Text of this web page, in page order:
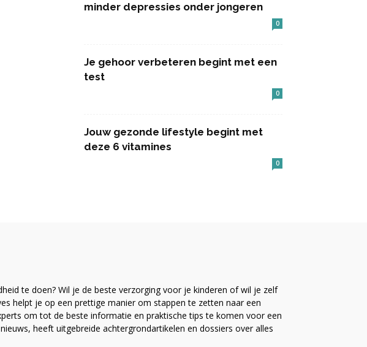
minder depressies onder jongeren
0
Je gehoor verbeteren begint met een
test
0
Jouw gezonde lifestyle begint met
deze 6 vitamines
0
te doen? Wil je de beste verzorging voor je kinderen of wil je zelf
helpt je op een prettige manier om stappen te zetten naar een
om tot de beste informatie en praktische tips te komen voor een
heeft uitgebreide achtergrondartikelen en dossiers over alles